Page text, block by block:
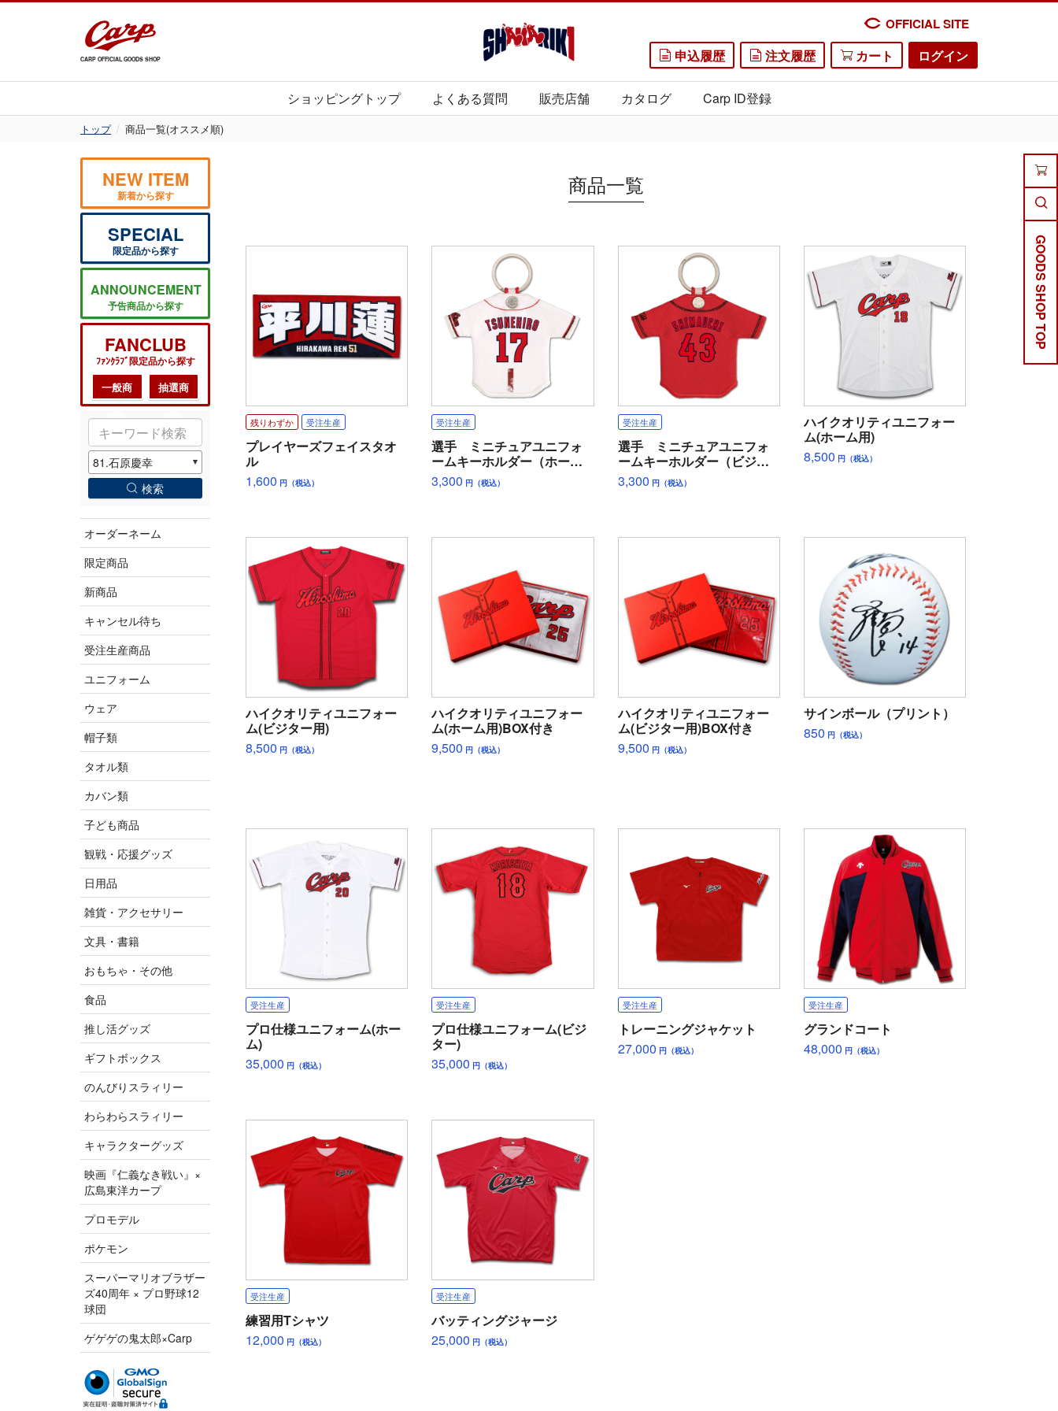
CARP OFFICIAL GOODS SHOP
OFFICIAL SITE
申込履歴 注文履歴 カート ログイン
ショッピングトップ よくある質問 販売店舗 カタログ Carp ID登録
トップ 商品一覧(オススメ順)
NEW ITEM
新着から探す
SPECIAL
限定品から探す
ANNOUNCEMENT
予告商品から探す
FANCLUB
ﾌｧﾝｸﾗﾌﾞ限定品から探す
一般商
抽選商
検索
オーダーネーム
限定商品
新商品
キャンセル待ち
受注生産商品
ユニフォーム
ウェア
帽子類
タオル類
カバン類
子ども商品
観戦・応援グッズ
日用品
雑貨・アクセサリー
文具・書籍
おもちゃ・その他
食品
推し活グッズ
ギフトボックス
のんびりスラィリー
わらわらスラィリー
キャラクターグッズ
映画『仁義なき戦い』×
広島東洋カープ
プロモデル
ポケモン
スーパーマリオブラザー
ズ40周年 × プロ野球12
球団
ゲゲゲの鬼太郎×Carp
GOODS SHOP TOP
商品一覧
残りわずか 受注生産
プレイヤーズフェイスタオ
ル
1,600 円（税込）
受注生産
選手 ミニチュアユニフォ
ームキーホルダー（ホー
ム）
3,300 円（税込）
受注生産
選手 ミニチュアユニフォ
ームキーホルダー（ビジタ
ー）
3,300 円（税込）
ハイクオリティユニフォー
ム(ホーム用)
8,500 円（税込）
ハイクオリティユニフォー
ム(ビジター用)
8,500 円（税込）
ハイクオリティユニフォー
ム(ホーム用)BOX付き
9,500 円（税込）
ハイクオリティユニフォー
ム(ビジター用)BOX付き
9,500 円（税込）
サインボール（プリント）
850 円（税込）
受注生産
プロ仕様ユニフォーム(ホー
ム)
35,000 円（税込）
受注生産
プロ仕様ユニフォーム(ビジ
ター)
35,000 円（税込）
受注生産
トレーニングジャケット
27,000 円（税込）
受注生産
グランドコート
48,000 円（税込）
受注生産
練習用Tシャツ
12,000 円（税込）
受注生産
バッティングジャージ
25,000 円（税込）